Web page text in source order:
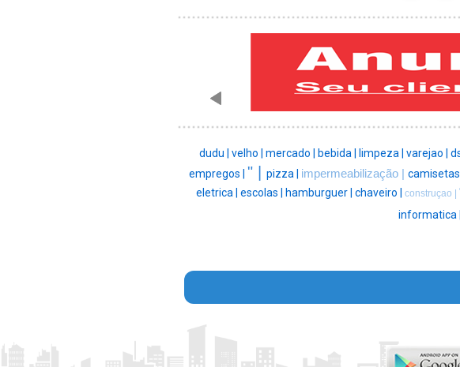
dudu | velho | mercado | bebida | limpeza | varejao |
empregos | " | pizza | impermeabilização | camisetas |
eletrica | escolas | hamburguer | chaveiro | construçao | '
informatica |